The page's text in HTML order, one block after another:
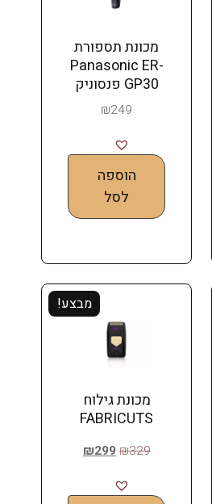
מכונת תספורת
Panasonic ER-
GP30 פנסוניק
₪249
הוספה
לסל
מבצע!
מכונת גילוח
FABRICUTS
₪329
₪299